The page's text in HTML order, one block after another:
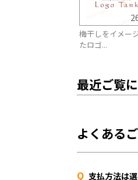
梅干しをイメー
たロゴ...
最近ご覧
よくある
Q 支払方法は